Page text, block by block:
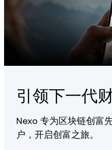
引领下一代
Nexo 专为区块链创富
户，开启创富之旅。